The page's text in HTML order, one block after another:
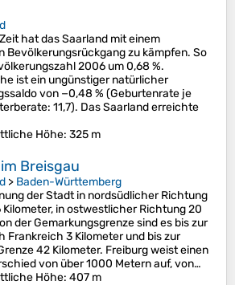
hat das Saarland mit einem
Bevölkerungsrückgang zu kämpfen. So
2006 um 0,68 %.
ist ein ungünstiger natürlicher
von −0,48 % (Geburtenrate je
11,7). Das Saarland erreichte
Höhe: 325 m
Breisgau
> Baden-Württemberg
der Stadt in nordsüdlicher Richtung
Kilometer, in ostwestlicher Richtung 20
der Gemarkungsgrenze sind es bis zur
Frankreich 3 Kilometer und bis zur
42 Kilometer. Freiburg weist einen
von über 1000 Metern auf, von…
Höhe: 407 m